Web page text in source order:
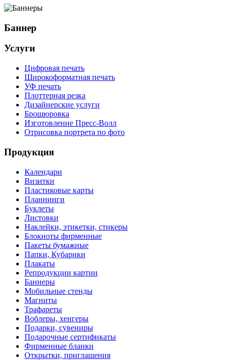
Баннер
Услуги
Цифровая печать
Широкоформатная печать
УФ печать
Плоттерная резка
Дизайнерские услуги
Брошюровка
Изготовление Пресс-Волл
Отрисовка портрета по фото
Продукция
Календари
Визитки
Пластиковые карты
Планнинги
Буклеты
Листовки
Наклейки, этикетки, стикеры
Блокноты фирменные
Пакеты бумажные
Папки, Кубарики
Плакаты
Репродукции картин
Баннеры
Мобильные стенды
Магниты
Трафареты
Воблеры, хенгеры
Подарки, сувениры
Подарочные сертификаты
Фирменные бланки
Открытки, приглашения